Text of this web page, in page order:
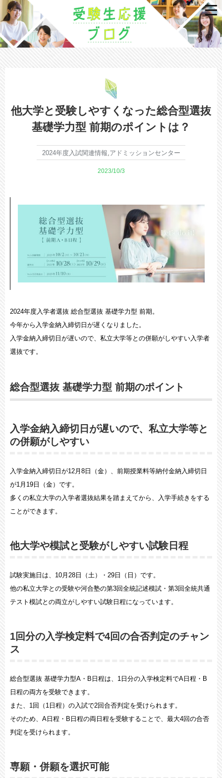
他大学と受験しやすくなった総合型選抜
基礎学力型 前期のポイントは？
2023/10/3
2024年度入試関連情報 アドミッションセンター
2024年度入学者選抜 総合型選抜 基礎学力型 前期。
今年から入学金納入締切日が遅くなりました。
入学金納入締切日が遅いので、私立大学等との併願がしやすい入学者
選抜です。
総合型選抜 基礎学力型 前期のポイント
入学金納入締切日が遅いので、私立大学等と
の併願がしやすい
入学金納入締切日が12月8日（金）、前期授業料等納付金納入締切日
が1月19日（金）です。
多くの私立大学の入学者選抜結果を踏まえてから、入学手続きをする
ことができます。
他大学や模試と受験がしやすい試験日程
試験実施日は、10月28日（土）・29日（日）です。
他の私立大学との受験や河合塾の第3回全統記述模試・第3回全統共通
テスト模試との両立がしやすい試験日程になっています。
1回分の入学検定料で4回の合否判定のチャン
ス
総合型選抜 基礎学力型A・B日程は、1日分の入学検定料でA日程・B
日程の両方を受験できます。
また、1回（1日程）の入試で2回合否判定を受けられます。
そのため、A日程・B日程の両日程を受験することで、最大4回の合否
判定を受けられます。
専願・併願を選択可能